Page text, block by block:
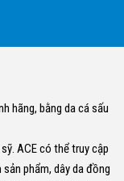
hãng, bằng da cá sấu
ACE có thể truy cập
sản phẩm, dây da đồng